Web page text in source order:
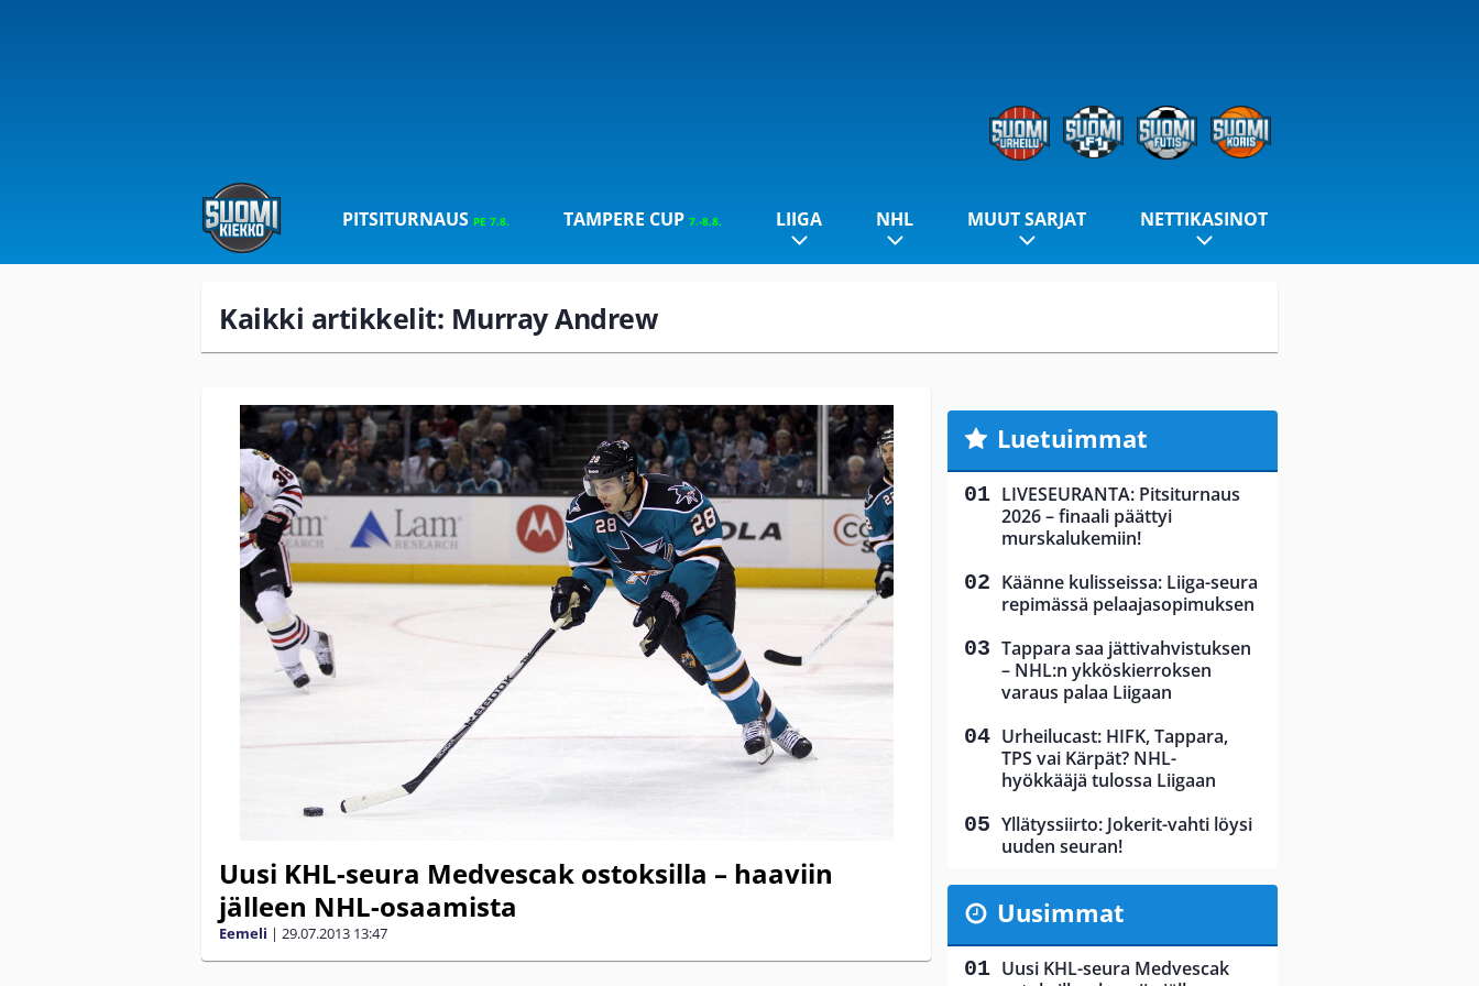
PITSITURNAUS PE 7.8. TAMPERE CUP 7.-8.8. LIIGA NHL MUUT SARJAT NETTIKASINOT
Kaikki artikkelit: Murray Andrew
Uusi KHL-seura Medvescak ostoksilla – haaviin
jälleen NHL-osaamista
Eemeli | 29.07.2013 13:47
Luetuimmat
LIVESEURANTA: Pitsiturnaus
2026 – finaali päättyi
murskalukemiin!
Käänne kulisseissa: Liiga-seura
repimässä pelaajasopimuksen
Tappara saa jättivahvistuksen
– NHL:n ykköskierroksen
varaus palaa Liigaan
Urheilucast: HIFK, Tappara,
TPS vai Kärpät? NHL-
hyökkääjä tulossa Liigaan
Yllätyssiirto: Jokerit-vahti löysi
uuden seuran!
Uusimmat
Uusi KHL-seura Medvescak